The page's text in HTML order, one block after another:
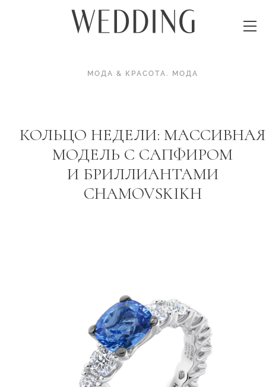
МОДА & КРАСОТА. МОДА
КОЛЬЦО НЕДЕЛИ: МАССИВНАЯ
МОДЕЛЬ С САПФИРОМ
И БРИЛЛИАНТАМИ
CHAMOVSKIKH